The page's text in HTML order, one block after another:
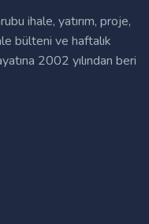
ihale, yatırım, proje,
bülteni ve haftalık
2002 yılından beri